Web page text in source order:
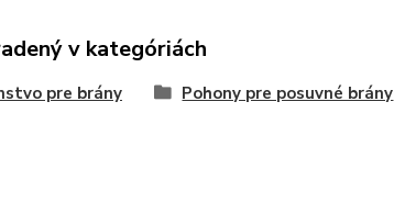
v kategóriách
pre brány Pohony pre posuvné brány